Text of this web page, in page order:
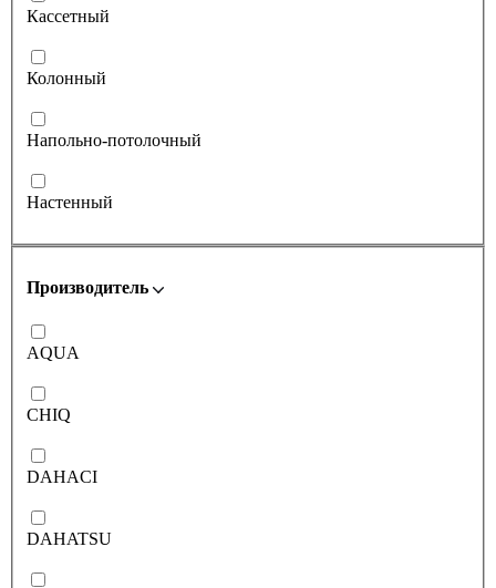
Кассетный
Колонный
Напольно-потолочный
Настенный
Производитель
AQUA
CHIQ
DAHACI
DAHATSU